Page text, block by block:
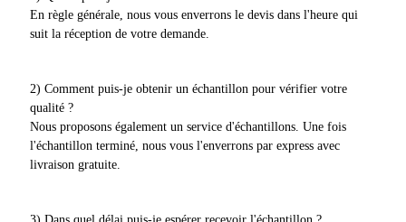
En règle générale, nous vous enverrons le devis dans l'heure qui
suit la réception de votre demande.
2) Comment puis-je obtenir un échantillon pour vérifier votre
qualité ?
Nous proposons également un service d'échantillons. Une fois
l'échantillon terminé, nous vous l'enverrons par express avec
livraison gratuite.